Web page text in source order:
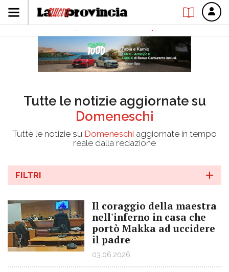
Tutte le notizie aggiornate su
Domeneschi
Tutte le notizie su Domeneschi aggiornate in tempo
reale dalla redazione
FILTRI
Il coraggio della maestra
nell'inferno in casa che
portò Makka ad uccidere
il padre
03.06.2026